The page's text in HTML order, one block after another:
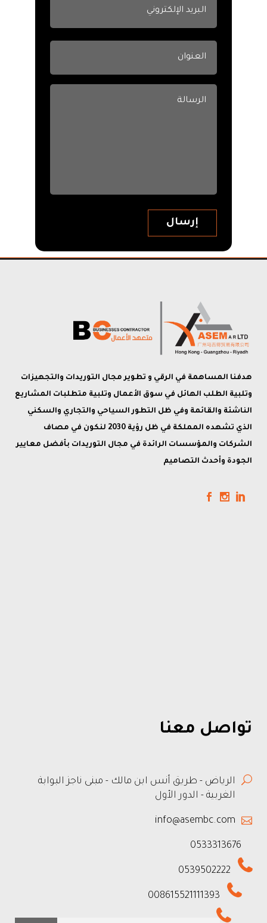
هدفنا المساهمة في الرقي و تطوير مجال التوريدات والتجهيزات
وتلبية الطلب الهائل في سوق الأعمال وتلبية متطلبات المشاريع
الناشئة والقائمة وفي ظل التطور السياحي والتجاري والسكني
الذي تشهده المملكة في ظل رؤية 2030 لنكون في مصاف
الشركات والمؤسسات الرائدة في مجال التوريدات بأفضل معايير
الجودة وأحدث التصاميم
تواصل معنا
الرياض - طريق أنس ابن مالك - مبنى ناجز البوابة
الغربية - الدور الأول
info@asembc.com
0533313676
0539502222
008615521111393